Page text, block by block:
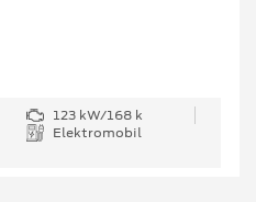
123 kW/168 k
Elektromobil